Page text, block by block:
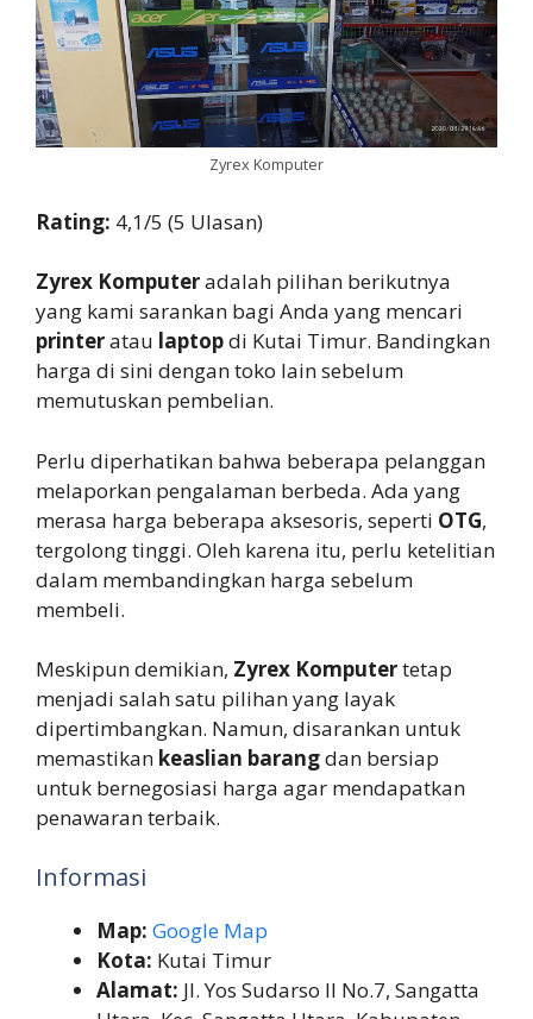
Zyrex Komputer
Rating: 4,1/5 (5 Ulasan)
Zyrex Komputeradalah pilihan berikutnya
yang kami sarankan bagi Anda yang mencari
printeratau laptopdi Kutai Timur. Bandingkan
harga di sini dengan toko lain sebelum
memutuskan pembelian.
Perlu diperhatikan bahwa beberapa pelanggan
melaporkan pengalaman berbeda. Ada yang
merasa harga beberapa aksesoris, seperti OTG,
tergolong tinggi. Oleh karena itu, perlu ketelitian
dalam membandingkan harga sebelum
membeli.
Meskipun demikian, Zyrex Komputertetap
menjadi salah satu pilihan yang layak
dipertimbangkan. Namun, disarankan untuk
memastikan keaslian barangdan bersiap
untuk bernegosiasi harga agar mendapatkan
penawaran terbaik.
Informasi
Map: Google Map
Kota: Kutai Timur
Alamat: Jl. Yos Sudarso II No.7, Sangatta